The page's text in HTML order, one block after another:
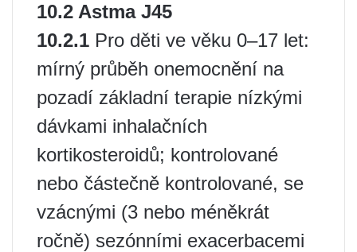
10.2 Astma J45
10.2.1 Pro děti ve věku 0–17 let:
mírný průběh onemocnění na
pozadí základní terapie nízkými
dávkami inhalačních
kortikosteroidů; kontrolované
nebo částečně kontrolované, se
vzácnými (3 nebo méněkrát
ročně) sezónními exacerbacemi